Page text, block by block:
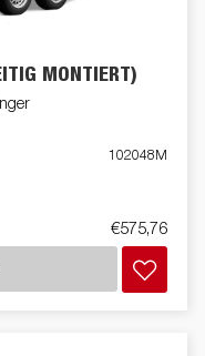
MONTIERT)
102048M
€575,76